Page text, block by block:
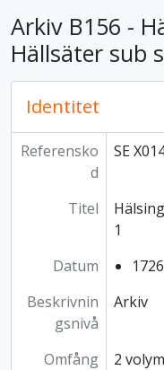
Arkiv B156 -
Hällsäter sub
Identitet
Referensko
d
SE
Titel
1
Datum
Beskrivnin
gsnivå
Arkiv
Omfång
2